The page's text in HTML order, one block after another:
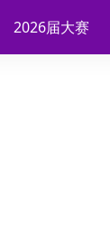
2026届大赛